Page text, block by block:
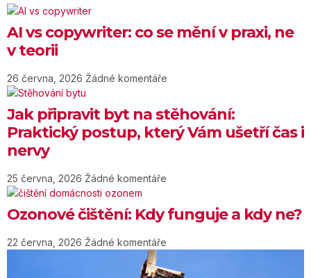
AI vs copywriter: co se mění v praxi, ne
v teorii
26 června, 2026 Žádné komentáře
Jak připravit byt na stěhování:
Praktický postup, který Vám ušetří čas i
nervy
25 června, 2026 Žádné komentáře
Ozonové čištění: Kdy funguje a kdy ne?
22 června, 2026 Žádné komentáře